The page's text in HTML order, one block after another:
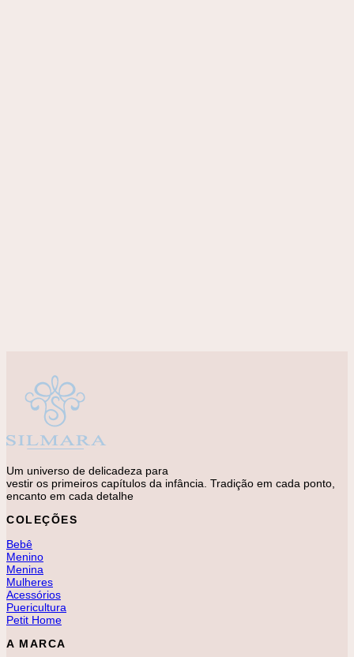
Um universo de delicadeza para
vestir os primeiros capítulos da infância. Tradição em cada ponto,
encanto em cada detalhe
COLEÇÕES
Bebê
Menino
Menina
Mulheres
Acessórios
Puericultura
Petit Home
A MARCA